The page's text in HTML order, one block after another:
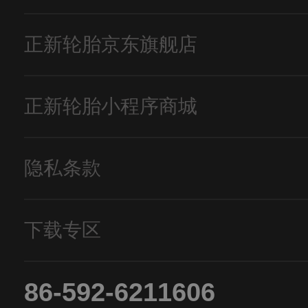
正新轮胎京东旗舰店
正新轮胎小程序商城
隐私条款
下载专区
86-592-6211606